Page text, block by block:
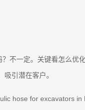
不一定。关键看怎么优
引潜在客户。
hose for excavators in